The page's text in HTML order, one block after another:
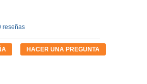
reseñas
HACER UNA PREGUNTA